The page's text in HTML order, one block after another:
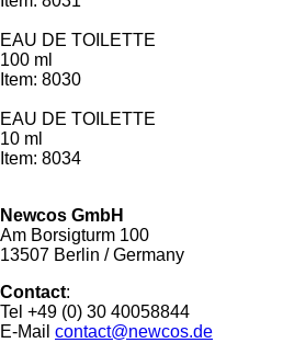
EAU DE TOILETTE
100 ml
Item: 8030
EAU DE TOILETTE
10 ml
Item: 8034
Newcos GmbH
Am Borsigturm 100
13507 Berlin / Germany
Contact:
Tel +49 (0) 30 40058844
E-Mail contact@newcos.de